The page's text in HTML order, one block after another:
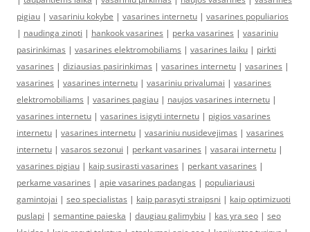
pigiau | vasariniu kokybe | vasarines internetu | vasarines populiarios
| naudinga zinoti | hankook vasarines | perka vasarines | vasariniu
pasirinkimas | vasarines elektromobiliams | vasarines laiku | pirkti
vasarines | diziausias pasirinkimas | vasarines internetu | vasarines |
vasarines | vasarines internetu | vasariniu privalumai | vasarines
elektromobiliams | vasarines pagiau | naujos vasarines internetu |
vasarines internetu | vasarines isigyti internetu | pigios vasarines
internetu | vasarines internetu | vasariniu nusidevejimas | vasarines
internetu | vasaros sezonui | perkant vasarines | vasarai internetu |
vasarines pigiau | kaip susirasti vasarines | perkant vasarines |
perkame vasarines | apie vasarines padangas | populiariausi
gamintojai | seo specialistas | kaip parasyti straipsni | kaip optimizuoti
puslapi | semantine paieska | daugiau galimybiu | kas yra seo | seo